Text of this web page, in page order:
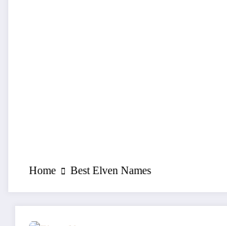
Home Best Elven Names